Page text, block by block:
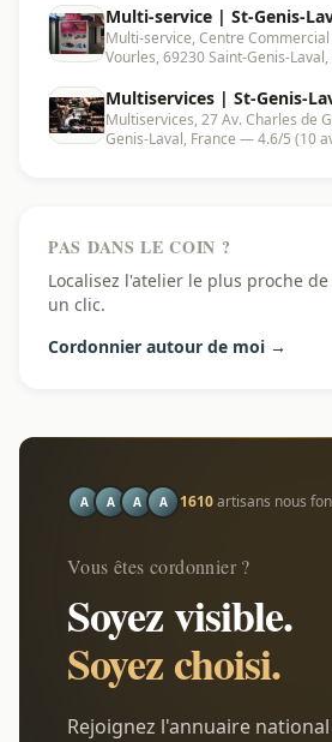
Multi-service | St-Genis-
Multi-service, Centre Commercial
Vourles, 69230 Saint-Genis-
Multiservices | St-Genis-
Multiservices, 27 Av. Charles de
Genis-Laval, France — 4.6/5 (10
PAS DANS LE COIN ?
Localisez l'atelier le plus proche
un clic.
Cordonnier autour de moi →
A A A A 1610artisans nous
Vous êtes cordonnier ?
Soyez visible.
Soyez choisi.
Rejoignez l'annuaire